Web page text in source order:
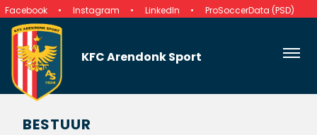
Facebook Instagram LinkedIn ProSoccerData (PSD)
KFC Arendonk Sport
BESTUUR